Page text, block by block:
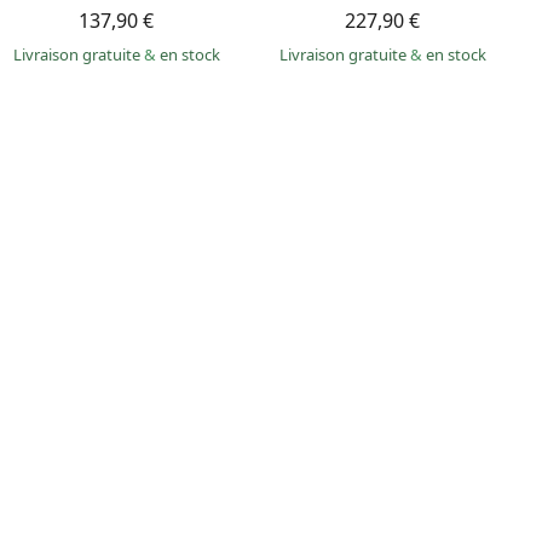
137,90 €
Livraison gratuite& en stock
227,90 €
Livraison gratuite& en stock